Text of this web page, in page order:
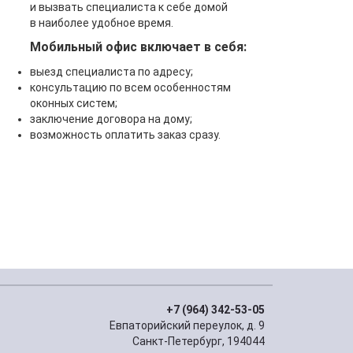
и вызвать специалиста к себе домой
в наиболее удобное время.
Мобильный офис включает в себя:
выезд специалиста по адресу;
консультацию по всем особенностям
оконных систем;
заключение договора на дому;
возможность оплатить заказ сразу.
+7 (964) 342-53-05
Евпаторийский переулок, д. 9
Санкт-Петербург, 194044